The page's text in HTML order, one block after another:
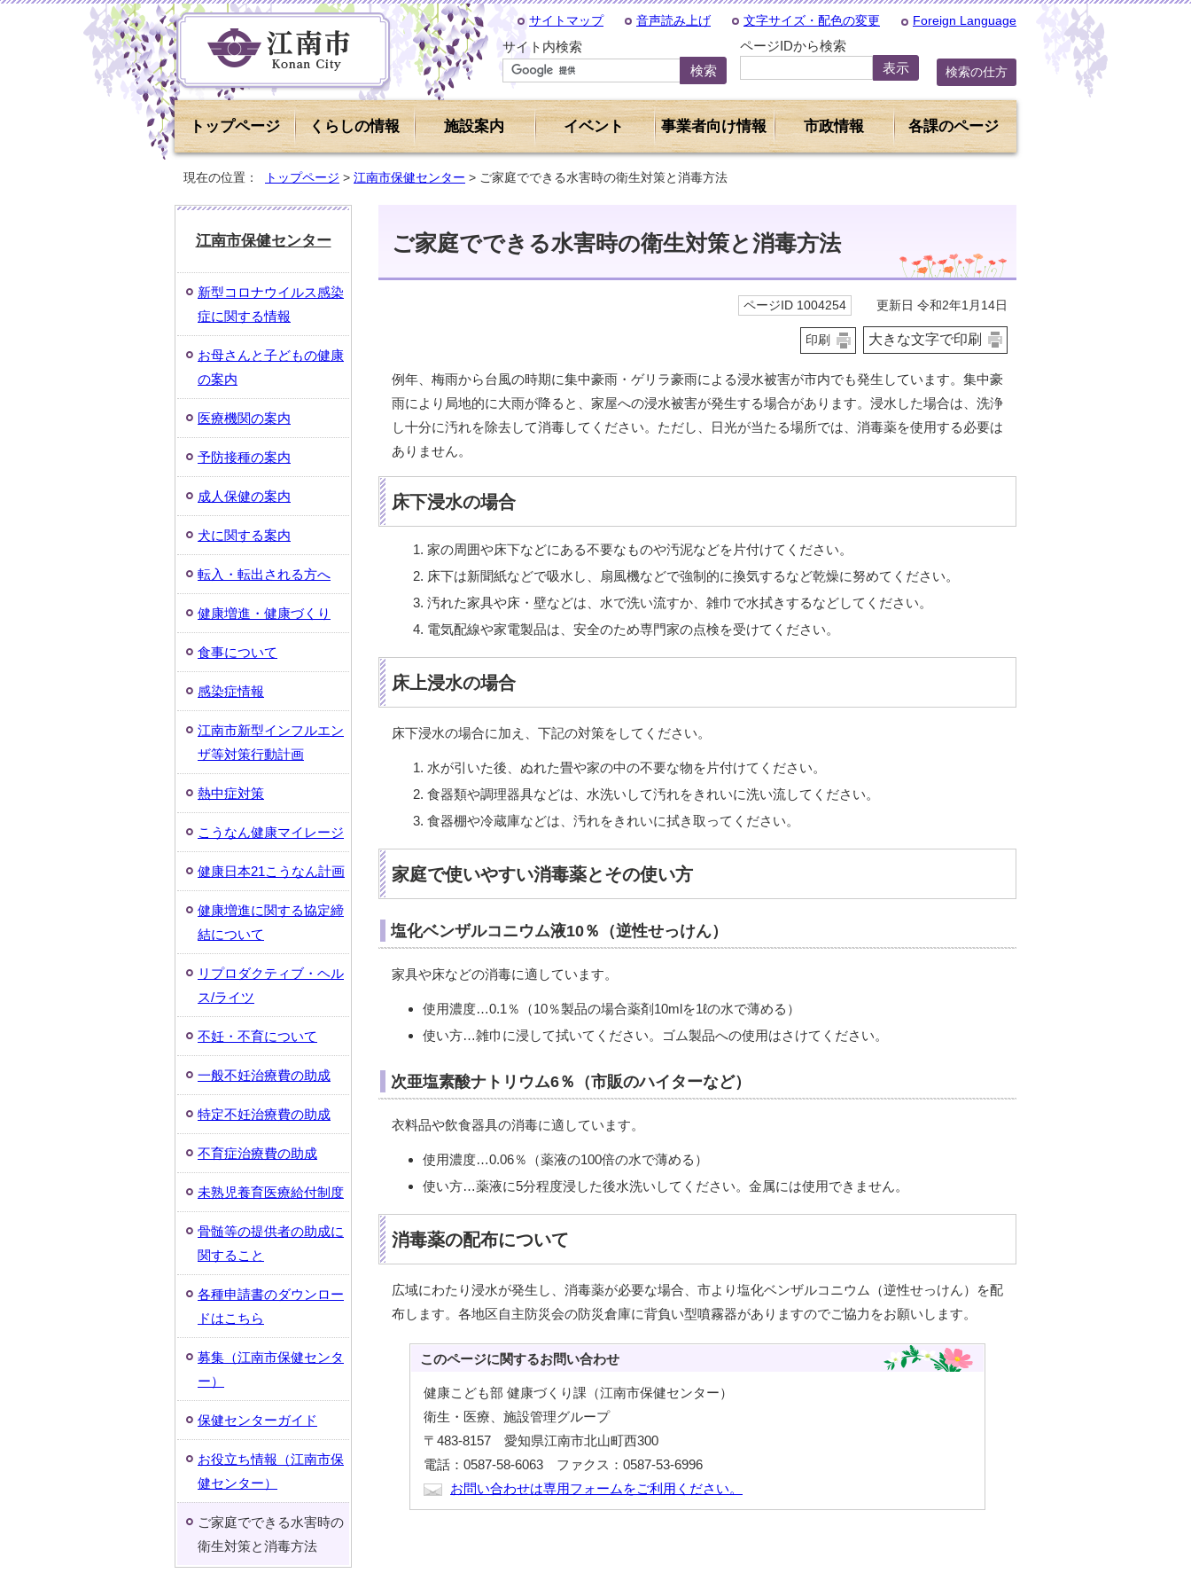
サイトマップ 音声読み上げ 文字サイズ・配色の変更 Foreign Language
サイト内検索 ページIDから検索
検索の仕方
トップページ くらしの情報 施設案内 イベント 事業者向け情報 市政情報 各課のページ
現在の位置： トップページ > 江南市保健センター > ご家庭でできる水害時の衛生対策と消毒方法
ご家庭でできる水害時の衛生対策と消毒方法
ページID 1004254 更新日 令和2年1月14日
印刷 大きな文字で印刷
例年、梅雨から台風の時期に集中豪雨・ゲリラ豪雨による浸水被害が市内でも発生しています。集中豪
雨により局地的に大雨が降ると、家屋への浸水被害が発生する場合があります。浸水した場合は、洗浄
し十分に汚れを除去して消毒してください。ただし、日光が当たる場所では、消毒薬を使用する必要は
ありません。
床下浸水の場合
家の周囲や床下などにある不要なものや汚泥などを片付けてください。
床下は新聞紙などで吸水し、扇風機などで強制的に換気するなど乾燥に努めてください。
汚れた家具や床・壁などは、水で洗い流すか、雑巾で水拭きするなどしてください。
電気配線や家電製品は、安全のため専門家の点検を受けてください。
床上浸水の場合
床下浸水の場合に加え、下記の対策をしてください。
水が引いた後、ぬれた畳や家の中の不要な物を片付けてください。
食器類や調理器具などは、水洗いして汚れをきれいに洗い流してください。
食器棚や冷蔵庫などは、汚れをきれいに拭き取ってください。
家庭で使いやすい消毒薬とその使い方
塩化ベンザルコニウム液10％（逆性せっけん）
家具や床などの消毒に適しています。
使用濃度…0.1％（10％製品の場合薬剤10mlを1ℓの水で薄める）
使い方…雑巾に浸して拭いてください。ゴム製品への使用はさけてください。
次亜塩素酸ナトリウム6％（市販のハイターなど）
衣料品や飲食器具の消毒に適しています。
使用濃度…0.06％（薬液の100倍の水で薄める）
使い方…薬液に5分程度浸した後水洗いしてください。金属には使用できません。
消毒薬の配布について
広域にわたり浸水が発生し、消毒薬が必要な場合、市より塩化ベンザルコニウム（逆性せっけん）を配
布します。各地区自主防災会の防災倉庫に背負い型噴霧器がありますのでご協力をお願いします。
このページに関するお問い合わせ
健康こども部 健康づくり課（江南市保健センター）
衛生・医療、施設管理グループ
〒483-8157 愛知県江南市北山町西300
電話：0587-58-6063 ファクス：0587-53-6996
お問い合わせは専用フォームをご利用ください。
江南市保健センター
新型コロナウイルス感染
症に関する情報
お母さんと子どもの健康
の案内
医療機関の案内
予防接種の案内
成人保健の案内
犬に関する案内
転入・転出される方へ
健康増進・健康づくり
食事について
感染症情報
江南市新型インフルエン
ザ等対策行動計画
熱中症対策
こうなん健康マイレージ
健康日本21こうなん計画
健康増進に関する協定締
結について
リプロダクティブ・ヘル
ス/ライツ
不妊・不育について
一般不妊治療費の助成
特定不妊治療費の助成
不育症治療費の助成
未熟児養育医療給付制度
骨髄等の提供者の助成に
関すること
各種申請書のダウンロー
ドはこちら
募集（江南市保健センタ
ー）
保健センターガイド
お役立ち情報（江南市保
健センター）
ご家庭でできる水害時の
衛生対策と消毒方法